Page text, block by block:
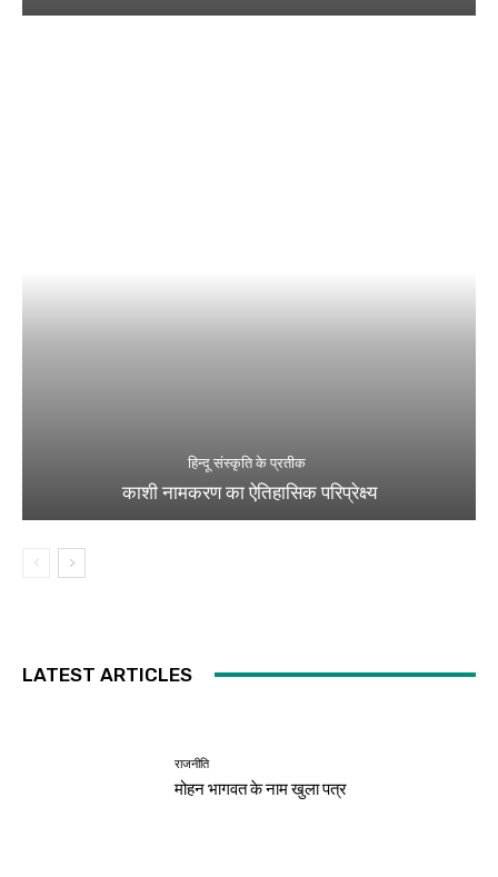
हिन्दू संस्कृति के प्रतीक
काशी नामकरण का ऐतिहासिक परिप्रेक्ष्य
LATEST ARTICLES
राजनीति
मोहन भागवत के नाम खुला पत्र